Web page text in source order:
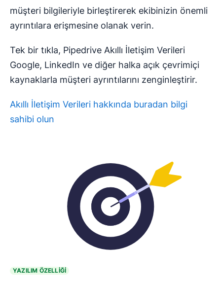
müşteri bilgileriyle birleştirerek ekibinizin önemli
ayrıntılara erişmesine olanak verin.
Tek bir tıkla, Pipedrive Akıllı İletişim Verileri
Google, LinkedIn ve diğer halka açık çevrimiçi
kaynaklarla müşteri ayrıntılarını zenginleştirir.
Akıllı İletişim Verileri hakkında buradan bilgi
sahibi olun
YAZILIM ÖZELLİĞİ